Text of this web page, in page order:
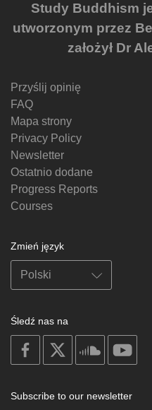
Study Buddhism
utworzonym przez
założył Dr
Przyślij opinię
FAQ
Mapa strony
Privacy Policy
Newsletter
Ostatnio dodane
Progress Reports
Courses
Zmień język
Śledź nas na
on
facebook
soundcloud
Subscribe to our newsletter